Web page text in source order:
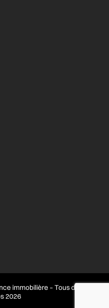
immobilière – Tous droits
2026